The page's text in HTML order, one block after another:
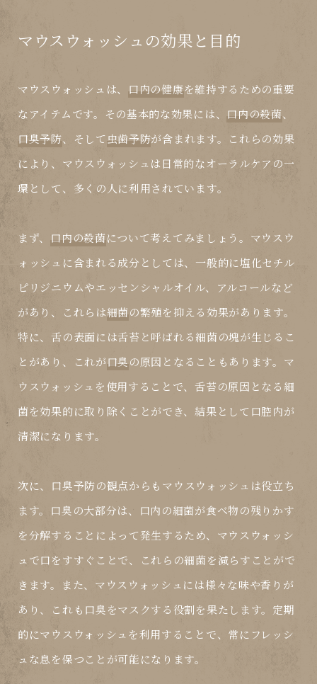
マウスウォッシュの効果と目的
マウスウォッシュは、 口内の健康を維持するための重要
なアイテムです。その基本的な効果には、 口内の殺菌、
口臭予防、そして虫歯予防が含まれます。これらの効果
により、マウスウォッシュは日常的なオーラルケアの一
環として、多くの人に利用されています。
まず、 口内の殺菌について考えてみましょう。マウスウ
ォッシュに含まれる成分としては、一般的に塩化セチル
ピリジニウムやエッセンシャルオイル、アルコールなど
があり、これらは細菌の繁殖を抑える効果があります。
特に、舌の表面には舌苔 と呼ばれる細菌の塊が生じるこ
とがあり、これが口臭の原因となることもあります。マ
ウスウォッシュを使用することで、舌苔の原因となる細
菌を効果的に取り除くことができ、結果として口腔内が
清潔になります。
次に、 口臭予防の観点からもマウスウォッシュは役立ち
ます。口臭の大部分は、口内の細菌が食べ物の残りかす
を分解することによって発生するため、マウスウォッシ
ュで口をすすぐことで、これらの細菌を減らすことがで
きます。また、マウスウォッシュには様々な味や香りが
あり、これも口臭をマスクする役割を果たします。定期
的にマウスウォッシュを利用することで、常にフレッシ
ュな息を保つことが可能になります。